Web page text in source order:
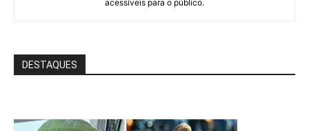
acessíveis para o público.
DESTAQUES